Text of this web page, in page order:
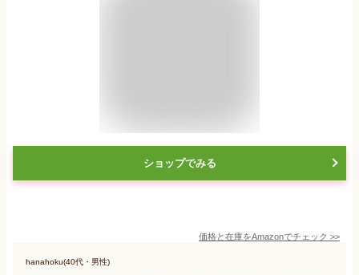
ショップでみる
価格と在庫をAmazonでチェック >>
hanahoku(40代・男性)